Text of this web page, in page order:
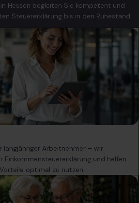
Hessen begleiten Sie kompetent und
Steuererklärung bis in den Ruhestand.
langjähriger Arbeitnehmer – wir
Einkommensteuererklärung und helfen
optimal zu nutzen.